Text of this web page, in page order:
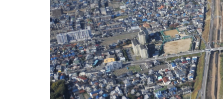
LCマネジメントでは、地域特性
堺市での賃貸経営に不安を抱え